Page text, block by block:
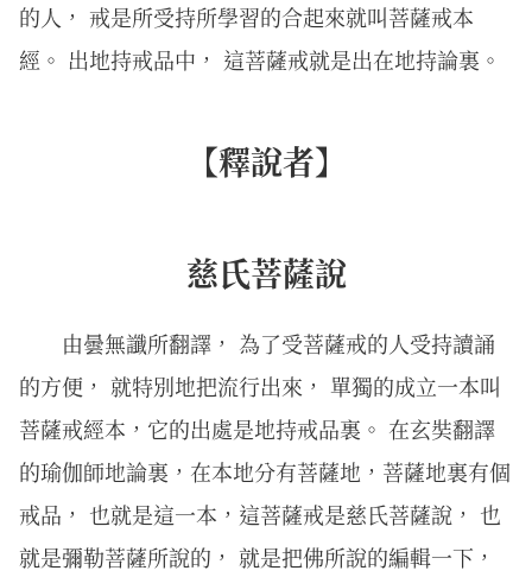
的人， 戒是所受持所學習的合起來就叫菩薩戒本
經。 出地持戒品中， 這菩薩戒就是出在地持論裏。
【釋說者】
慈氏菩薩說
由曇無讖所翻譯， 為了受菩薩戒的人受持讀誦
的方便， 就特別地把流行出來， 單獨的成立一本叫
菩薩戒經本，它的出處是地持戒品裏。 在玄奘翻譯
的瑜伽師地論裏，在本地分有菩薩地，菩薩地裏有個
戒品， 也就是這一本，這菩薩戒是慈氏菩薩說， 也
就是彌勒菩薩所說的， 就是把佛所說的編輯一下，